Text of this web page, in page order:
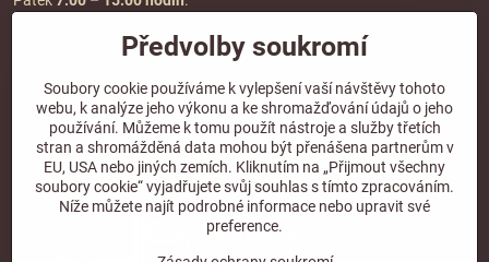
Doprava a platba
DOPRAVA ZDARMA
při objednávce nad2000 Kč vč. DPH.
*Nevztahuje se na paletovou přepravu.
Předvolby soukromí
Soubory cookie používáme k vylepšení vaší návštěvy tohoto
webu, k analýze jeho výkonu a ke shromažďování údajů o jeho
používání. Můžeme k tomu použít nástroje a služby třetích
stran a shromážděná data mohou být přenášena partnerům v
EU, USA nebo jiných zemích. Kliknutím na „Přijmout všechny
soubory cookie“ vyjadřujete svůj souhlas s tímto zpracováním.
Níže můžete najít podrobné informace nebo upravit své
preference.